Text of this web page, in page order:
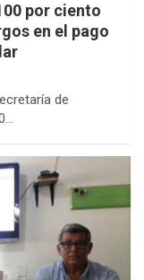
por ciento
en el pago
de